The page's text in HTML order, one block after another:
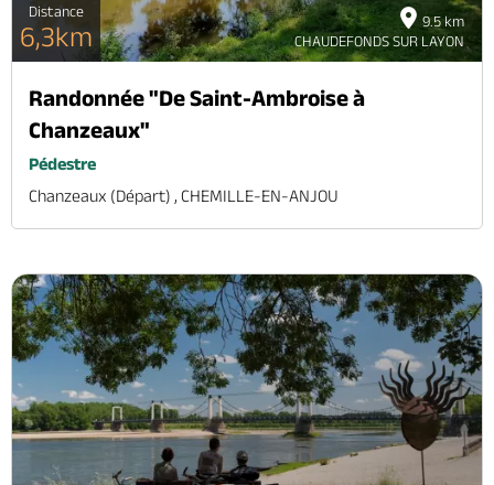
9.5 km
CHAUDEFONDS SUR LAYON
Distance
6,3km
Randonnée "De Saint-Ambroise à
Chanzeaux"
Pédestre
Chanzeaux (départ) , CHEMILLE-EN-ANJOU